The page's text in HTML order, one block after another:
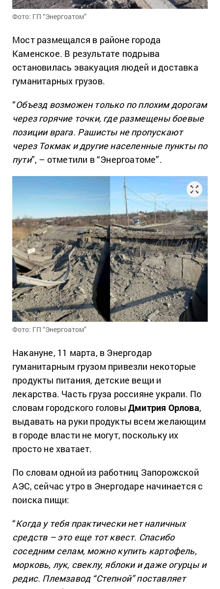
Фото: ГП “Энергоатом”
Мост размещался в районе города
Каменское. В результате подрыва
остановилась эвакуация людей и доставка
гуманитарных грузов.
“Объезд возможен только по плохим дорогам
через горячие точки, где размещены боевые
позиции врага. Рашисты не пропускают
через Токмак и другие населенные пункты по
пути”, – отметили в “Энергоатоме”.
Фото: ГП “Энергоатом”
Накануне, 11 марта, в Энергодар
гуманитарным грузом привезли некоторые
продукты питания, детские вещи и
лекарства. Часть груза россияне украли. По
словам городского головы Дмитрия Орлова,
выдавать на руки продукты всем желающим
в городе власти не могут, поскольку их
просто не хватает.
По словам одной из работниц Запорожской
АЭС, сейчас утро в Энергодаре начинается с
поиска пищи:
“Когда у тебя практически нет наличных
средств – это еще тот квест. Спасибо
соседним селам, можно купить картофель,
морковь, лук, свеклу, яблоки и даже огурцы и
редис. Племзавод “Степной” поставляет